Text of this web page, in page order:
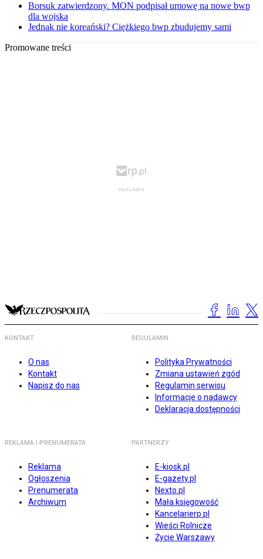
Borsuk zatwierdzony. MON podpisał umowę na nowe bwp
dla wojska
Jednak nie koreański? Ciężkiego bwp zbudujemy sami
Promowane treści
KONTAKT
O nas
Kontakt
Napisz do nas
REGULAMIN
Polityka Prywatności
Zmiana ustawień zgód
Regulamin serwisu
Informacje o nadawcy
Deklaracja dostępności
REKLAMA I PRENUMERATA
Reklama
Ogłoszenia
Prenumerata
Archiwum
PARTNERZY
E-kiosk.pl
E-gazety.pl
Nexto.pl
Mała księgowość
Kancelarierp.pl
Wieści Rolnicze
Życie Warszawy